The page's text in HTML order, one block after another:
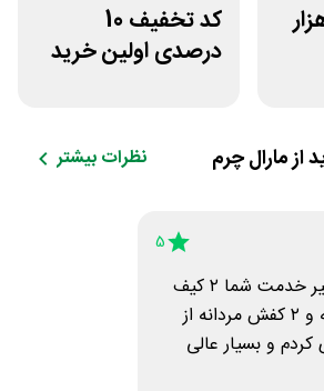
100 هزار
کد تخفیف 10
درصدی اولین خرید
ازمارال چرم نظرات بیشتر
5
با سلام و وقت بخیر خدمت شما ۲ کیف
پول بسیار زیبا زنانه و ۲ کفش مردانه از
و بسیار عالی